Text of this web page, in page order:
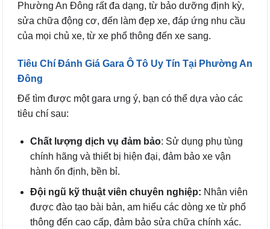
Phường An Đông rất đa dạng, từ bảo dưỡng định kỳ,
sửa chữa động cơ, đến làm đẹp xe, đáp ứng nhu cầu
của mọi chủ xe, từ xe phổ thông đến xe sang.
Tiêu Chí Đánh Giá Gara Ô Tô Uy Tín Tại Phường An
Đông
Để tìm được một gara ưng ý, bạn có thể dựa vào các
tiêu chí sau:
Chất lượng dịch vụ đảm bảo: Sử dụng phụ tùng
chính hãng và thiết bị hiện đại, đảm bảo xe vận
hành ổn định, bền bỉ.
Đội ngũ kỹ thuật viên chuyên nghiệp: Nhân viên
được đào tạo bài bản, am hiểu các dòng xe từ phổ
thông đến cao cấp, đảm bảo sửa chữa chính xác.